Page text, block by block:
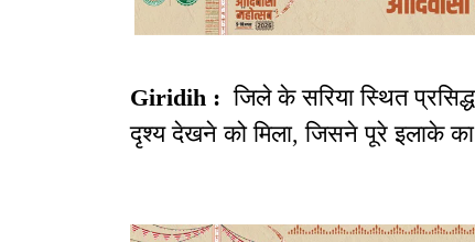
Giridih : जिले के सरिया स्थित
दृश्य देखने को मिला, जिसने पूरे इलाके